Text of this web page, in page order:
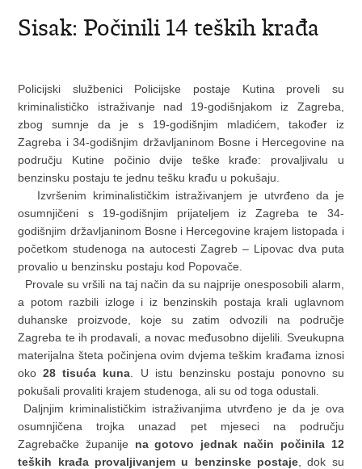
Sisak: Počinili 14 teških krađa
Policijski službenici Policijske postaje Kutina proveli su
kriminalističko istraživanje nad 19-godišnjakom iz Zagreba,
zbog sumnje da je s 19-godišnjim mladićem, također iz
Zagreba i 34-godišnjim državljaninom Bosne i Hercegovine na
području Kutine počinio dvije teške krađe: provaljivalu u
benzinsku postaju te jednu tešku krađu u pokušaju.
Izvršenim kriminalističkim istraživanjem je utvrđeno da je
osumnjičeni s 19-godišnjim prijateljem iz Zagreba te 34-
godišnjim državljaninom Bosne i Hercegovine krajem listopada i
početkom studenoga na autocesti Zagreb – Lipovac dva puta
provalio u benzinsku postaju kod Popovače.
Provale su vršili na taj način da su najprije onesposobili alarm,
a potom razbili izloge i iz benzinskih postaja krali uglavnom
duhanske proizvode, koje su zatim odvozili na područje
Zagreba te ih prodavali, a novac međusobno dijelili. Sveukupna
materijalna šteta počinjena ovim dvjema teškim krađama iznosi
oko28 tisuća kuna . U istu benzinsku postaju ponovno su
pokušali provaliti krajem studenoga, ali su od toga odustali.
Daljnjim kriminalističkim istraživanjima utvrđeno je da je ova
osumnjičena trojka unazad pet mjeseci na području
Zagrebačke županije na gotovo jednak način počinila 12
teških krađa provaljivanjem u benzinske postaje, dok su